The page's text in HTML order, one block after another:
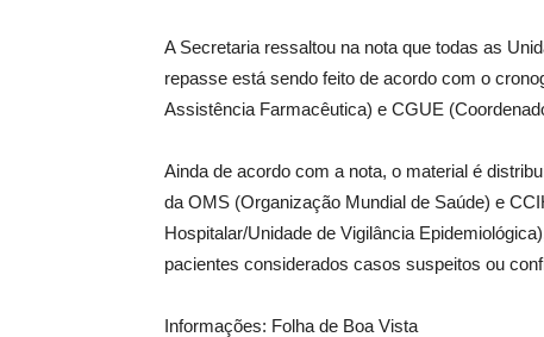
A Secretaria ressaltou na nota que todas as
repasse está sendo feito de acordo com o
Assistência Farmacêutica) e CGUE
Ainda de acordo com a nota, o material é
da OMS (Organização Mundial de Saúde) e
Hospitalar/Unidade de Vigilância
pacientes considerados casos suspeitos ou
Informações: Folha de Boa Vista